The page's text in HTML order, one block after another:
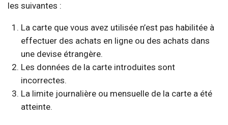
les suivantes :
La carte que vous avez utilisée n’est pas habilitée à
effectuer des achats en ligne ou des achats dans
une devise étrangère.
Les données de la carte introduites sont
incorrectes.
La limite journalière ou mensuelle de la carte a été
atteinte.